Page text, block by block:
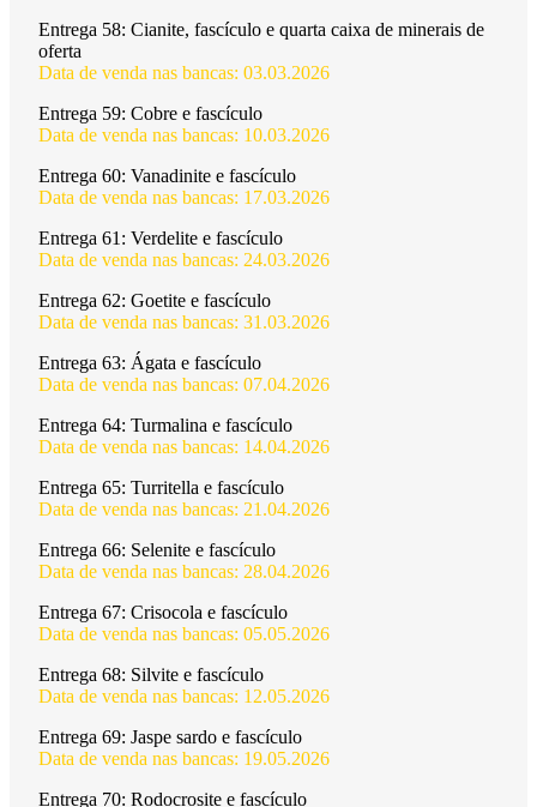
Entrega 58: Cianite, fascículo e quarta caixa de minerais de
oferta
Data de venda nas bancas: 03.03.2026
Entrega 59: Cobre e fascículo
Data de venda nas bancas: 10.03.2026
Entrega 60: Vanadinite e fascículo
Data de venda nas bancas: 17.03.2026
Entrega 61: Verdelite e fascículo
Data de venda nas bancas: 24.03.2026
Entrega 62: Goetite e fascículo
Data de venda nas bancas: 31.03.2026
Entrega 63: Ágata e fascículo
Data de venda nas bancas: 07.04.2026
Entrega 64: Turmalina e fascículo
Data de venda nas bancas: 14.04.2026
Entrega 65: Turritella e fascículo
Data de venda nas bancas: 21.04.2026
Entrega 66: Selenite e fascículo
Data de venda nas bancas: 28.04.2026
Entrega 67: Crisocola e fascículo
Data de venda nas bancas: 05.05.2026
Entrega 68: Silvite e fascículo
Data de venda nas bancas: 12.05.2026
Entrega 69: Jaspe sardo e fascículo
Data de venda nas bancas: 19.05.2026
Entrega 70: Rodocrosite e fascículo